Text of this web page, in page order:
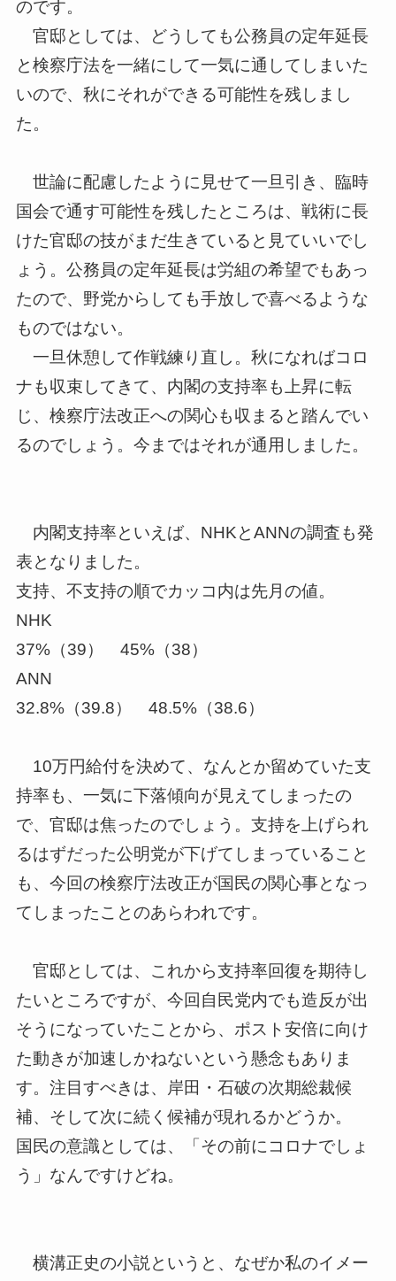
のです。
官邸としては、どうしても公務員の定年延長
と検察庁法を一緒にして一気に通してしまいた
いので、 秋にそれができる可能性を残しまし
た。
世論に配慮したように見せて一旦引き、臨時
国会で通す可能性を残したところは、戦術に長
けた官邸の技がまだ生きていると見ていいでし
ょう。公務員の定年延長は労組の希望でもあっ
たので、野党からしても手放しで喜べるような
ものではない。
一旦休憩して作戦練り直し。秋になればコロ
ナも収束してきて、内閣の支持率も上昇に転
じ、検察庁法改正への関心も収まると踏んでい
るのでしょう。今まではそれが通用しました。
内閣支持率といえば、NHKとANNの調査も発
表となりました。
支持、不支持の順でカッコ内は先月の値。
NHK
37%（39） 45%（38）
ANN
32.8%（39.8） 48.5%（38.6）
10万円給付を決めて、なんとか留めていた支
持率も、一気に下落傾向が見えてしまったの
で、官邸は焦ったのでしょう。支持を上げられ
るはずだった公明党が下げてしまっていること
も、今回の検察庁法改正が国民の関心事となっ
てしまったことのあらわれです。
官邸としては、これから支持率回復を期待し
たいところですが、今回自民党内でも造反が出
そうになっていたことから、ポスト安倍に向け
た動きが加速しかねないという懸念もありま
す。注目すべきは、岸田・石破の次期総裁候
補、そして次に続く候補が現れるかどう か。
国民の意識としては、「その前にコロナでしょ
う」なんですけどね。
横溝正史の小説というと、なぜか私のイメー